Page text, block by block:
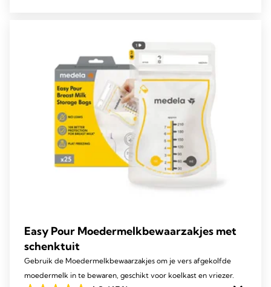
Easy Pour Moedermelkbewaarzakjes met
schenktuit
Gebruik de Moedermelkbewaarzakjes om je vers afgekolfde
moedermelk in te bewaren, geschikt voor koelkast en vriezer.